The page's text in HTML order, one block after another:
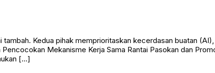
Kedua pihak memprioritaskan kecerdasan buatan
Mekanisme Kerja Sama Rantai Pasokan dan
[…]